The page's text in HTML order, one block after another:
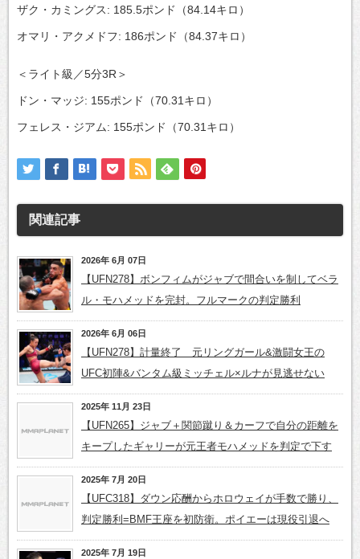
ザク・カミングス: 185.5ポンド（84.14キロ）
オマリ・アクメドフ: 186ポンド（84.37キロ）
＜ライト級／5分3R＞
ドン・マッジ: 155ポンド（70.31キロ）
フェレス・ジアム: 155ポンド（70.31キロ）
関連記事
2026年 6月 07日
【UFN278】ボンフィムがジャブで間合いを制してベラ
ル・モハメッドを完封。フルマークの判定勝利
2026年 6月 06日
【UFN278】計量終了 元リングガール&激闘女王の
UFC初陣&バンタム級ミッチェル×ルナが見逃せない
2025年 11月 23日
【UFN265】ジャブ＋関節蹴り＆カーフで自分の距離を
キープしたギャリーが元王者モハメッドを判定で下す
2025年 7月 20日
【UFC318】ダウン応酬からホロウェイが手数で勝り、
判定勝利=BMF王座を初防衛。ポイエーは現役引退へ
2025年 7月 19日